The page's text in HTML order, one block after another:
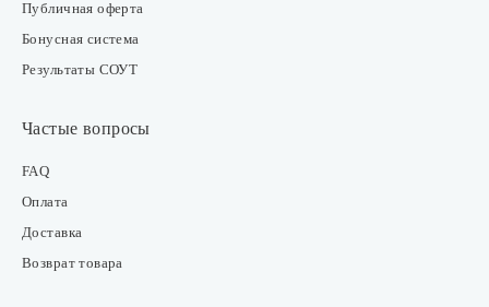
Публичная оферта
Бонусная система
Результаты СОУТ
Частые вопросы
FAQ
Оплата
Доставка
Возврат товара